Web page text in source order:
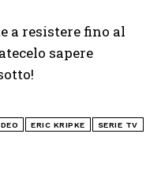
a resistere fino al
sapere
ERIC KRIPKE SERIE TV